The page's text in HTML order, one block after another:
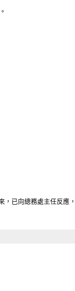
，已向總務處主任反應